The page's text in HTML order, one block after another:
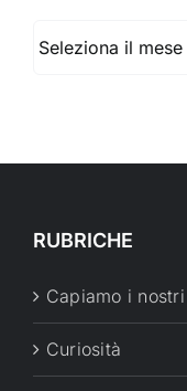
RUBRICHE
Capiamo i
Curiosità